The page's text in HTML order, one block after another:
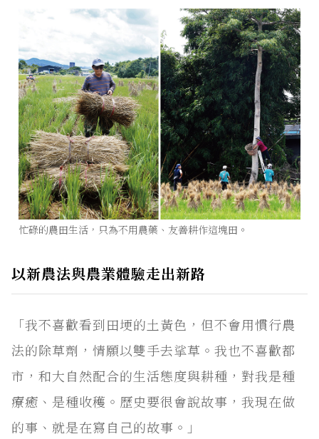
忙碌的農田生活，只為不用農藥、友善耕作這塊田。
以新農法與農業體驗走出新路
「我不喜歡看到田埂的土黃色，但不會用慣行農
法的除草劑，情願以雙手去挲草。我也不喜歡都
市，和大自然配合的生活態度與耕種，對我是種
療癒、是種收穫。歷史要很會說故事，我現在做
的事、就是在寫自己的故事。」